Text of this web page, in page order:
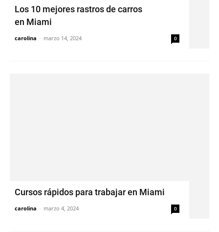
Los 10 mejores rastros de carros
en Miami
carolina - marzo 14, 2024 0
Cursos rápidos para trabajar en Miami
carolina - marzo 4, 2024 0